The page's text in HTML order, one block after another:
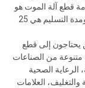
قطع آلة الموت هو
من 60 $,000.00 إلى 100 دولار000.00 لكل قطعة ومدة التسليم هي 25
يحتاجون إلى قطع
من الصناعات
الرعاية الصحية
والتغليف، العلامات